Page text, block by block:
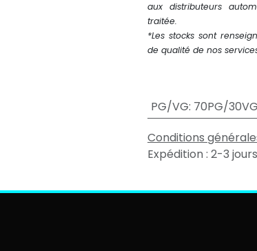
aux distributeurs
traitée.
*Les stocks sont
de qualité de nos
PG/VG: 70PG/30VG
Conditions
Expédition : 2-3